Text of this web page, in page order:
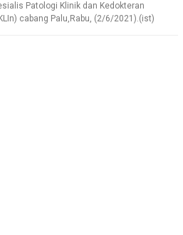
Patologi Klinik dan Kedokteran
cabang Palu,Rabu, (2/6/2021).(ist)